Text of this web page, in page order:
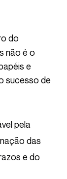
do
não é o
e
sucesso de
pela
das
e do